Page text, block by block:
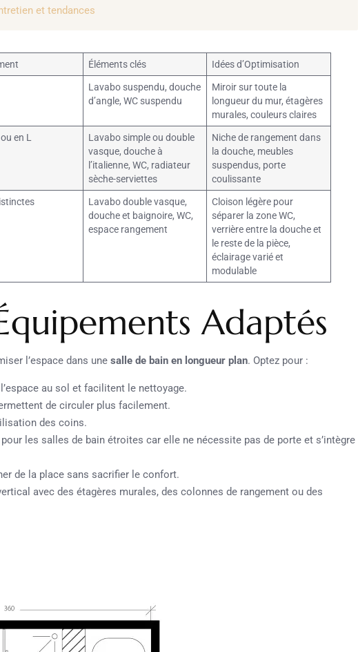
et tendances
Éléments clés Idées d’Optimisation
Lavabo suspendu, douche
d’angle, WC suspendu
Miroir sur toute la
longueur du mur, étagères
murales, couleurs claires
en L
Lavabo simple ou double
vasque, douche à
l’italienne, WC, radiateur
sèche-serviettes
Niche de rangement dans
la douche, meubles
suspendus, porte
coulissante
Lavabo double vasque,
douche et baignoire, WC,
espace rangement
Cloison légère pour
séparer la zone WC,
verrière entre la douche et
le reste de la pièce,
éclairage varié et
modulable
Adaptés
l’espace dans une salle de bain en longueur plan. Optez pour :
au sol et facilitent le nettoyage.
de circuler plus facilement.
des coins.
les salles de bain étroites car elle ne nécessite pas de porte et s’intègre
de la place sans sacrifier le confort.
avec des étagères murales, des colonnes de rangement ou des